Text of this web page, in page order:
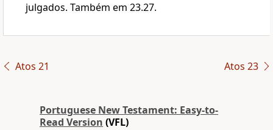
julgados. Também em 23.27.
Atos 21 Atos 23
Portuguese New Testament: Easy-to-
Read Version (VFL)